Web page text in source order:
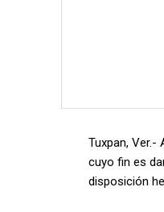
Tuxpan, Ver.-
cuyo fin es
disposición